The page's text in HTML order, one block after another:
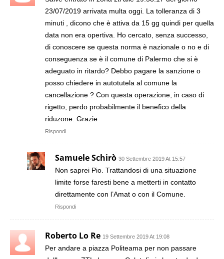
23/07/2019 arrivata multa oggi. La tolleranza di 3
minuti , dicono che è attiva da 15 gg quindi per quella
data non era opertiva. Ho cercato, senza successo,
di conoscere se questa norma è nazionale o no e di
conseguenza se è il comune di Palermo che si è
adeguato in ritardo? Debbo pagare la sanzione o
posso chiedere in autotutela al comune la
cancellazione ? Con questa operazione, in caso di
rigetto, perdo probabilmente il benefico della
riduzone. Grazie
Rispondi
Samuele Schirò 30 Settembre 2019 At 15:57
Non saprei Pio. Trattandosi di una situazione
limite forse faresti bene a metterti in contatto
direttamente con l’Amat o con il Comune.
Rispondi
Roberto Lo Re 19 Settembre 2019 At 19:08
Per andare a piazza Politeama per non passare